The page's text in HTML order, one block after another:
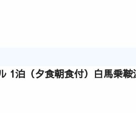
1泊（夕食朝食付）白馬乗鞍